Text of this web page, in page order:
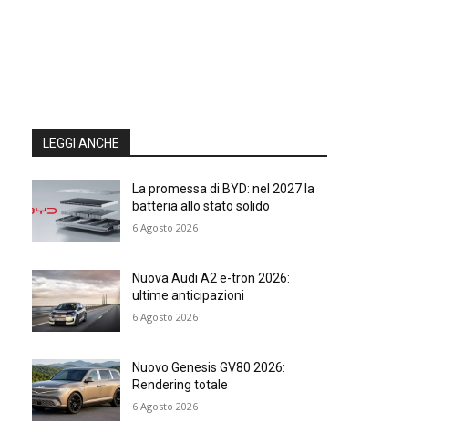
LEGGI ANCHE
La promessa di BYD: nel 2027 la
batteria allo stato solido
6 Agosto 2026
Nuova Audi A2 e-tron 2026:
ultime anticipazioni
6 Agosto 2026
Nuovo Genesis GV80 2026:
Rendering totale
6 Agosto 2026